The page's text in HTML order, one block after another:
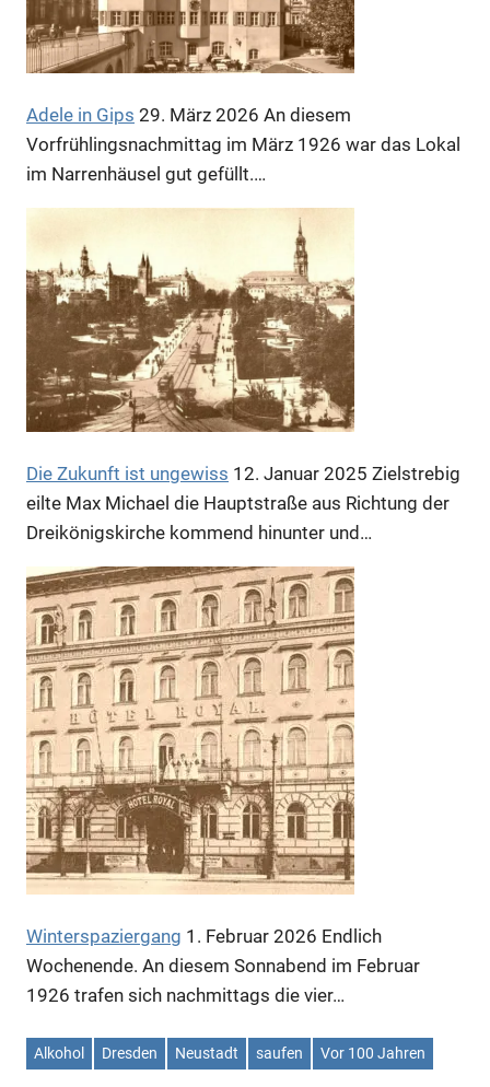
Adele in Gips 29. März 2026 An diesem
Vorfrühlingsnachmittag im März 1926 war das Lokal
im Narrenhäusel gut gefüllt.…
Die Zukunft ist ungewiss 12. Januar 2025 Zielstrebig
eilte Max Michael die Hauptstraße aus Richtung der
Dreikönigskirche kommend hinunter und…
Winterspaziergang 1. Februar 2026 Endlich
Wochenende. An diesem Sonnabend im Februar
1926 trafen sich nachmittags die vier…
Alkohol Dresden Neustadt saufen Vor 100 Jahren